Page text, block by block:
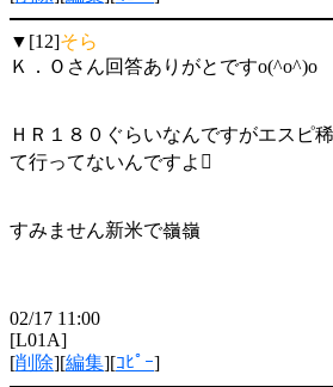
▼[12]そら
Ｋ．Ｏさん回答ありがとですo(^o^)o
ＨＲ１８０ぐらいなんですがエスピ
て行ってないんですよ
すみません新米で嶺嶺
02/17 11:00
[L01A]
[削除][編集][ｺﾋﾟｰ]